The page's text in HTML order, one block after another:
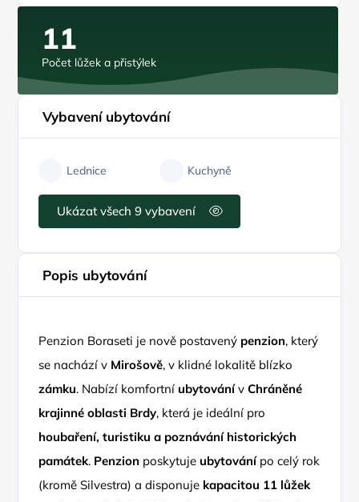
11
Počet lůžek a přistýlek
Vybavení ubytování
Lednice Kuchyně
Ukázat všech 9 vybavení
Popis ubytování
Penzion Boraseti je nově postavený penzion, který
se nachází v Mirošově, v klidné lokalitě blízko
zámku. Nabízí komfortní ubytovánívChráněné
krajinné oblasti Brdy, která je ideální pro
houbaření, turistiku a poznávání historických
památek. Penzion poskytuje ubytovánípo celý rok
(kromě Silvestra) a disponuje kapacitou 11 lůžek